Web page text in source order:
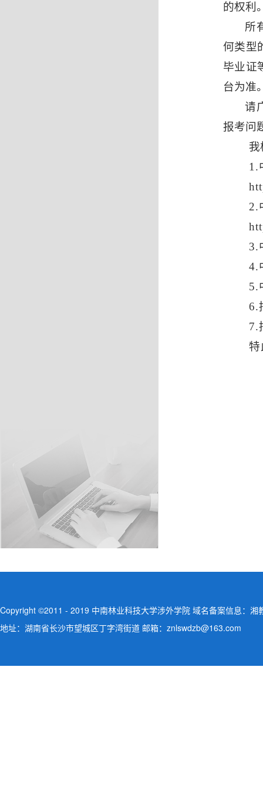
的权利
所
何类型
毕业证
台为准
请
报考问
我
1.
2.
3.
4.
5.
6.
7.
Copyright ©2011 - 2019 中南林业科技大学涉外学院 域名备案信息：
地址：湖南省长沙市望城区丁字湾街道 邮箱：znlswdzb@163.com